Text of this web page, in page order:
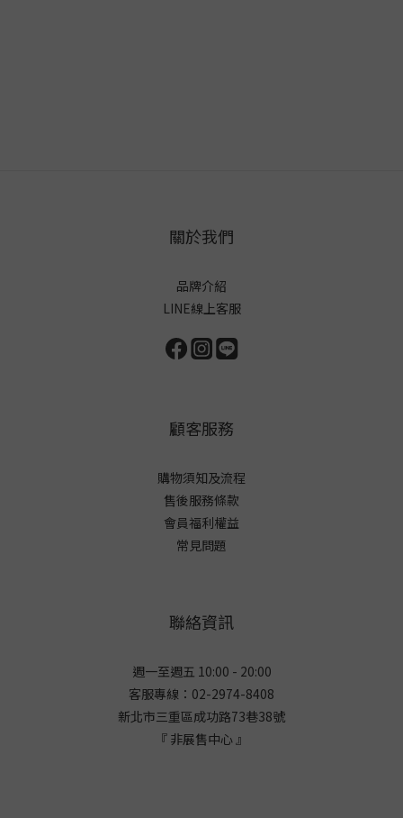
關於我們
品牌介紹
LINE線上客服
顧客服務
購物須知及流程
售後服務條款
會員福利權益
常見問題
聯絡資訊
週一至週五 10:00 - 20:00
客服專線：02-2974-8408
新北市三重區成功路73巷38號
『 非展售中心 』